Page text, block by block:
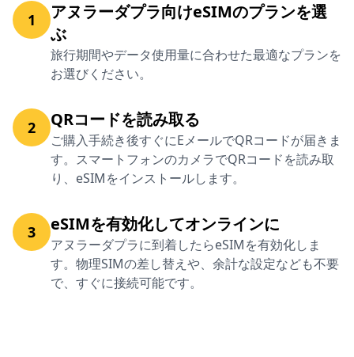
1
アヌラーダプラ向けeSIMのプランを選
ぶ
旅行期間やデータ使用量に合わせた最適なプランを
お選びください。
2 QRコードを読み取る
ご購入手続き後すぐにEメールでQRコードが届きま
す。スマートフォンのカメラでQRコードを読み取
り、eSIMをインストールします。
3 eSIMを有効化してオンラインに
アヌラーダプラに到着したらeSIMを有効化しま
す。物理SIMの差し替えや、余計な設定なども不要
で、すぐに接続可能です。